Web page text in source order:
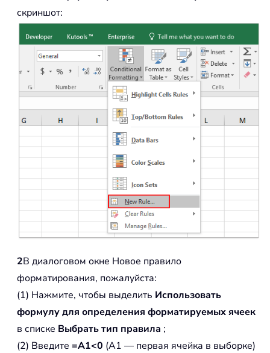
скриншот:
2В диалоговом окне Новое правило
форматирования, пожалуйста:
(1) Нажмите, чтобы выделить Использовать
формулу для определения форматируемых ячеек
в списке Выбрать тип правила ;
(2) Введите =A1<0 (A1 — первая ячейка в выборке)